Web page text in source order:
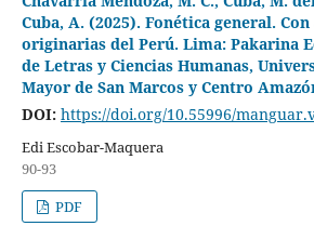
Cuba, A. (2025). Fonética general.
originarias del Perú. Lima: Pakarina
de Letras y Ciencias Humanas,
Mayor de San Marcos y Centro
DOI: https://doi.org/10.55996/
Edi Escobar-Maquera
90-93
PDF